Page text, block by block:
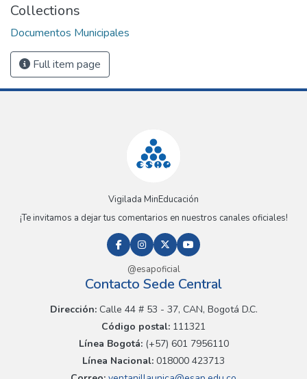
Collections
Documentos Municipales
Full item page
Vigilada MinEducación
¡Te invitamos a dejar tus comentarios en nuestros canales oficiales!
@esapoficial
Contacto Sede Central
Dirección:Calle 44 # 53 - 37, CAN, Bogotá D.C.
Código postal: 111321
Línea Bogotá:(+57) 601 7956110
Línea Nacional: 018000 423713